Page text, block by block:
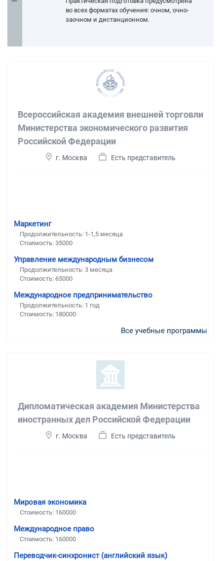
во всех форматах обучения: очном, очно-
заочном и дистанционном.
Всероссийская академия внешней торговли
Министерства экономического развития
Российской Федерации
г. Москва Есть представитель
Маркетинг
Продолжительность: 1-1,5 месяца
Стоимость: 35000
Управление международным бизнесом
Продолжительность: 3 месяца
Стоимость: 65000
Международное предпринимательство
Продолжительность: 1 год
Стоимость: 180000
Все учебные программы
Дипломатическая академия Министерства
иностранных дел Российской Федерации
г. Москва Есть представитель
Мировая экономика
Стоимость: 160000
Международное право
Стоимость: 160000
Переводчик-синхронист (английский язык)